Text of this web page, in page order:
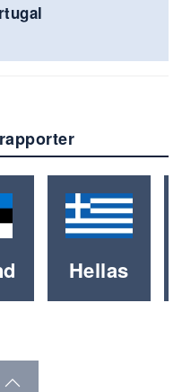
Hellas